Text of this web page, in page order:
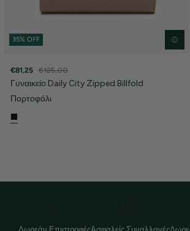
35% OFF
€81,25 €125,00
Γυναικείο Daily City Zipped Billfold
Πορτοφόλι